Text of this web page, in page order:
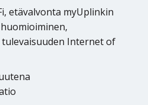
etävalvonta myUplinkin
Internet of